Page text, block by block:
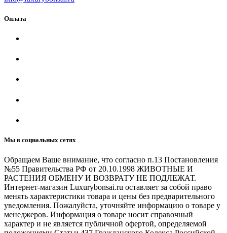
Оплата
Мы в социальных сетях
Обращаем Ваше внимание, что согласно п.13 Постановления
№55 Правительства РФ от 20.10.1998 ЖИВОТНЫЕ И
РАСТЕНИЯ ОБМЕНУ И ВОЗВРАТУ НЕ ПОДЛЕЖАТ.
Интернет-магазин Luxurybonsai.ru оставляет за собой право
менять характеристики товара и цены без предварительного
уведомления. Пожалуйста, уточняйте информацию о товаре у
менеджеров. Информация о товаре носит справочный
характер и не является публичной офертой, определяемой